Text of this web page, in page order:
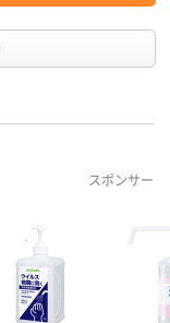
スポンサー